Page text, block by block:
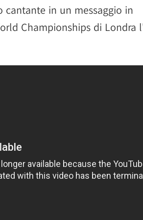
in un messaggio in
Championships di Londra